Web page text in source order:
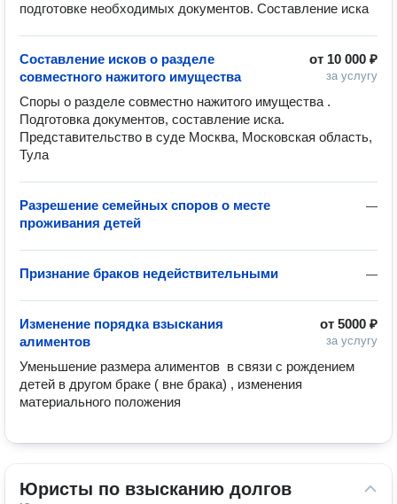
подготовке необходимых документов. Составление иска
от 10 000 ₽
за услугу
Составление исков о разделе
совместного нажитого имущества
Споры о разделе совместно нажитого имущества .
Подготовка документов, составление иска.
Представительство в суде Москва, Московская область,
Тула
—
Разрешение семейных споров о месте
проживания детей
—
Признание браков недействительными
от 5000 ₽
за услугу
Изменение порядка взыскания
алиментов
Уменьшение размера алиментов  в связи с рождением
детей в другом браке ( вне брака) , изменения
материального положения
Юристы по взысканию долгов